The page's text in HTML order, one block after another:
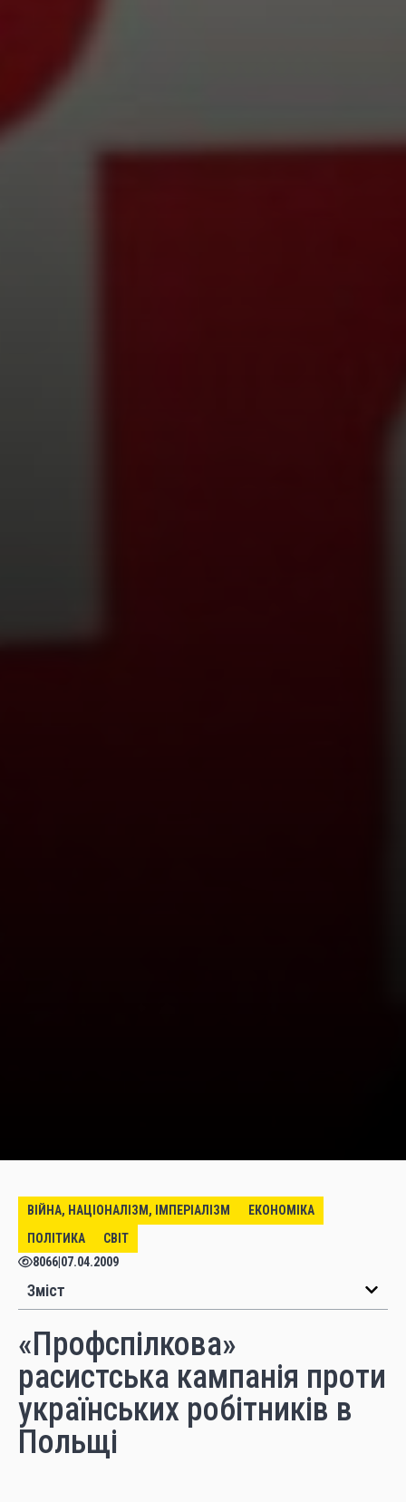
ВІЙНА, НАЦІОНАЛІЗМ, ІМПЕРІАЛІЗМ
ЕКОНОМІКА
ПОЛІТИКА
СВІТ
8066 07.04.2009
Зміст
«Профспілкова»
расистська кампанія проти
українських робітників в
Польщі